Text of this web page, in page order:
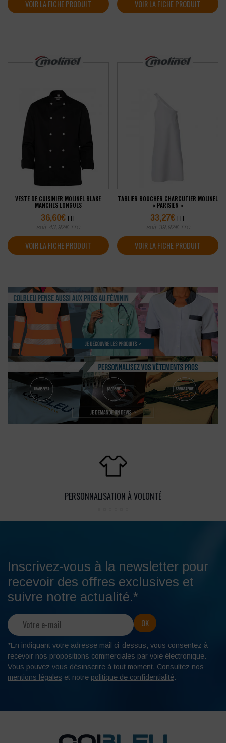
VOIR LA FICHE PRODUIT VOIR LA FICHE PRODUIT
VESTE DE CUISINIER MOLINEL BLAKE
MANCHES LONGUES
36,60€ HT
soit 43,92€ TTC
VOIR LA FICHE PRODUIT
TABLIER BOUCHER CHARCUTIER MOLINEL
« PARISIEN »
33,27€ HT
soit 39,92€ TTC
VOIR LA FICHE PRODUIT
PERSONNALISATION À VOLONTÉ
Inscrivez-vous à la newsletter pour
recevoir des offres exclusives et
suivre notre actualité.*
*En indiquant votre adresse mail ci-dessus, vous consentez à
recevoir nos propositions commerciales par voie électronique.
Vous pouvez vous désinscrire à tout moment. Consultez nos
mentions légales et notre politique de confidentialité.